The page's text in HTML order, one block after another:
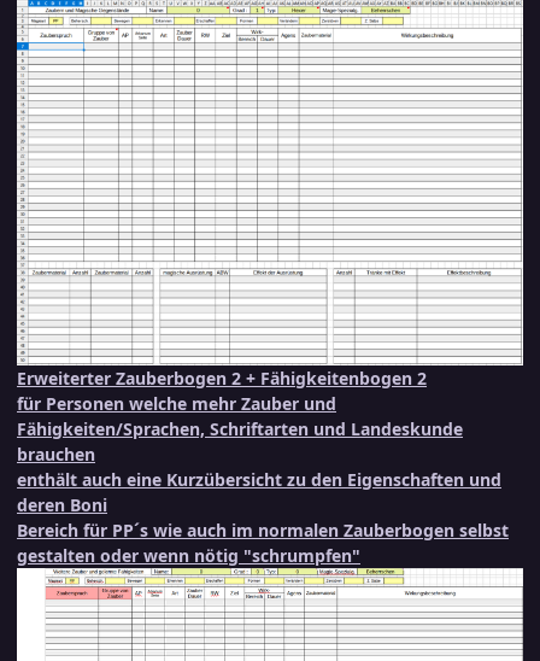
Erweiterter Zauberbogen 2 + Fähigkeitenbogen 2
für Personen welche mehr Zauber und
Fähigkeiten/Sprachen, Schriftarten und Landeskunde
brauchen
enthält auch eine Kurzübersicht zu den Eigenschaften und
deren Boni
Bereich für PP´s wie auch im normalen Zauberbogen selbst
gestalten oder wenn nötig "schrumpfen"